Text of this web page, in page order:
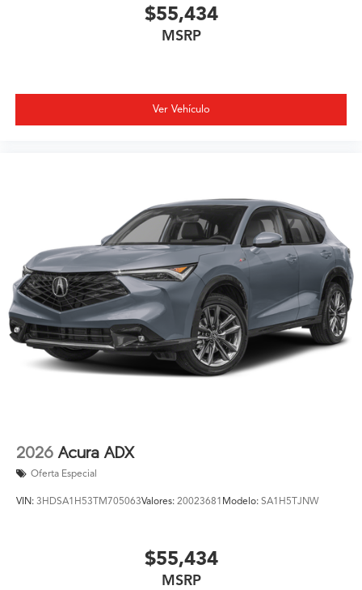
$55,434
MSRP
Ver Vehículo
2026 Acura ADX
Oferta Especial
VIN: 3HDSA1H53TM705063Valores: 20023681 Modelo: SA1H5TJNW
$55,434
MSRP